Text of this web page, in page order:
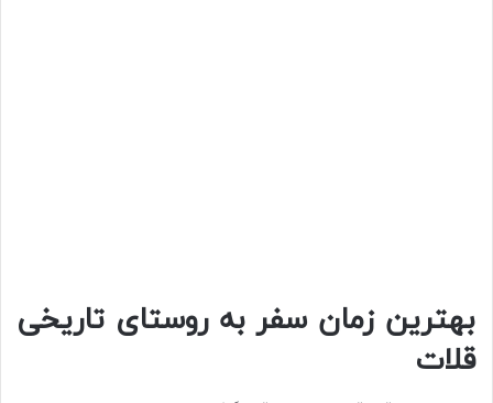
بهترین زمان سفر به روستای تاریخی
قلات